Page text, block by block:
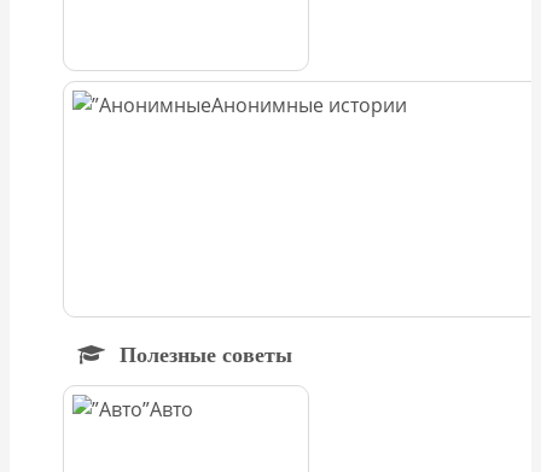
Анонимные истории
Полезные советы
Авто